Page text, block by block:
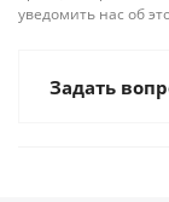
уведомить нас об
Задать